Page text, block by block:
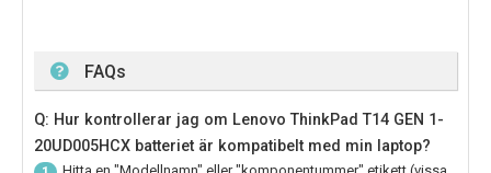
FAQs
Q: Hur kontrollerar jag om Lenovo ThinkPad T14 GEN 1-
20UD005HCX batteriet är kompatibelt med min laptop?